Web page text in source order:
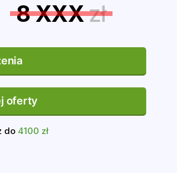
8 XXXzł
oferty
do 4100 zł